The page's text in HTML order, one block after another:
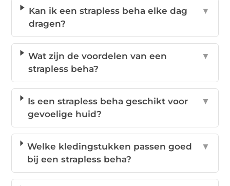
Kan ik een strapless beha elke dag
dragen?
▼
Wat zijn de voordelen van een
strapless beha?
▼
Is een strapless beha geschikt voor
gevoelige huid?
▼
Welke kledingstukken passen goed
bij een strapless beha?
▼